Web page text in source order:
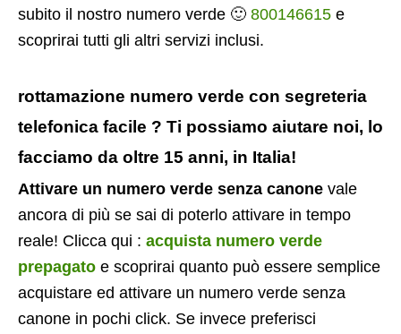
subito il nostro numero verde 🙂 800146615 e
scoprirai tutti gli altri servizi inclusi.
rottamazione numero verde con segreteria
telefonica facile ? Ti possiamo aiutare noi, lo
facciamo da oltre 15 anni, in Italia!
Attivare un numero verde senza canone vale
ancora di più se sai di poterlo attivare in tempo
reale! Clicca qui : acquista numero verde
prepagato e scoprirai quanto può essere semplice
acquistare ed attivare un numero verde senza
canone in pochi click. Se invece preferisci